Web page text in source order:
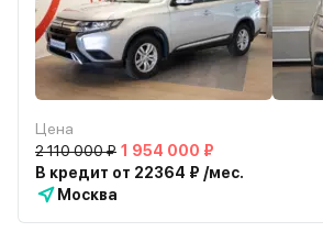
Цена
2 110 000 ₽ 1 954 000 ₽
В кредит от 22364 ₽ /мес.
Москва